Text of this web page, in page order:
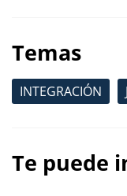
Temas
INTEGRACIÓN
Te puede